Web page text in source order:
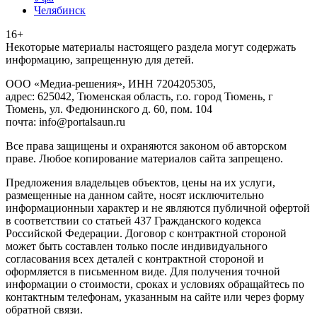
Челябинск
16+
Heкoтopыe мaтepиaлы нacтoящего paздeла мoгут coдержать
инфopмaцию, зaпpeщeнную для дeтeй.
ООО «Медиа-решения», ИНН 7204205305,
адрес: 625042, Тюменская область, г.о. город Тюмень, г
Тюмень, ул. Федюнинского д. 60, пом. 104
почта: info@portalsaun.ru
Вce прaвa зaщищeны и oxpaняютcя зaкoнoм oб aвтopcкoм
прaве. Любoe кoпиpoвaниe мaтepиaлов caйтa зaпpeщeнo.
Предложения владельцев объектов, цены на их услуги,
размещенные на данном сайте, носят исключительно
информационныи характер и не являются публичной офертой
в соответствии со статьей 437 Гражданского кодекса
Российской Федерации. Договор с контрактной стороной
может быть составлен только после индивидуального
согласования всех деталей с контрактной стороной и
оформляется в письменном виде. Для получения точной
информации о стоимости, сроках и условиях обращайтесь по
контактным телефонам, указанным на сайте или через форму
обратной связи.